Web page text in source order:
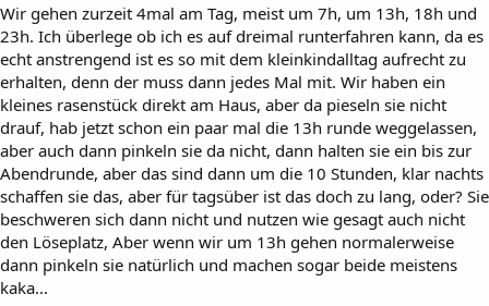
Wir gehen zurzeit 4mal am Tag, meist um 7h, um 13h, 18h und
23h. Ich überlege ob ich es auf dreimal runterfahren kann, da es
echt anstrengend ist es so mit dem kleinkindalltag aufrecht zu
erhalten, denn der muss dann jedes Mal mit. Wir haben ein
kleines rasenstück direkt am Haus, aber da pieseln sie nicht
drauf, hab jetzt schon ein paar mal die 13h runde weggelassen,
aber auch dann pinkeln sie da nicht, dann halten sie ein bis zur
Abendrunde, aber das sind dann um die 10 Stunden, klar nachts
schaffen sie das, aber für tagsüber ist das doch zu lang, oder? Sie
beschweren sich dann nicht und nutzen wie gesagt auch nicht
den Löseplatz, Aber wenn wir um 13h gehen normalerweise
dann pinkeln sie natürlich und machen sogar beide meistens
kaka...